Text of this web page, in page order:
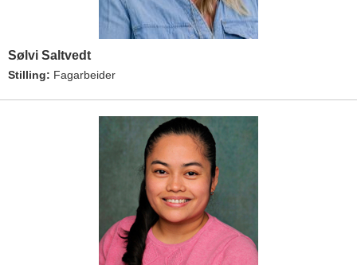
Sølvi Saltvedt
Stilling: Fagarbeider